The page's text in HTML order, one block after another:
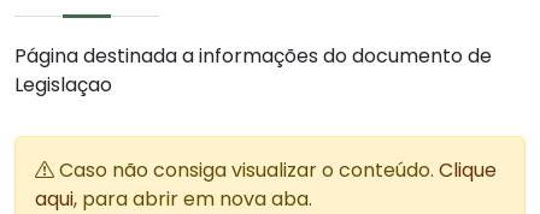
Página destinada a informações do documento de
Legislaçao
Caso não consiga visualizar o conteúdo. Clique
aqui, para abrir em nova aba.